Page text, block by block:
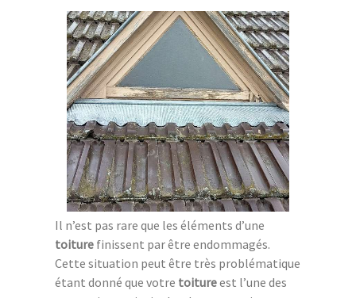
Il n’est pas rare que les éléments d’une
toiture finissent par être endommagés.
Cette situation peut être très problématique
étant donné que votre toitureest l’une des